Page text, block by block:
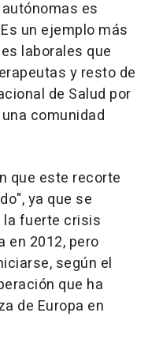
es
un ejemplo más
laborales que
y resto de
de Salud por
comunidad
que este recorte
ya que se
la fuerte crisis
en 2012, pero
según el
que ha
de Europa en